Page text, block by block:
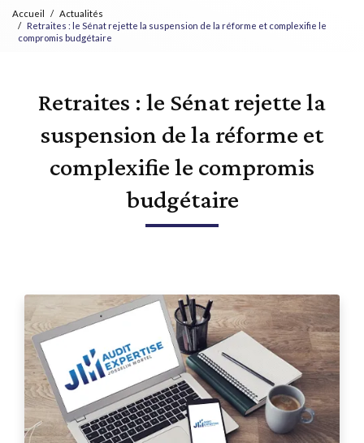
Accueil
Actualités
Retraites : le Sénat rejette la suspension de la réforme et complexifie le
compromis budgétaire
Retraites : le Sénat rejette la
suspension de la réforme et
complexifie le compromis
budgétaire